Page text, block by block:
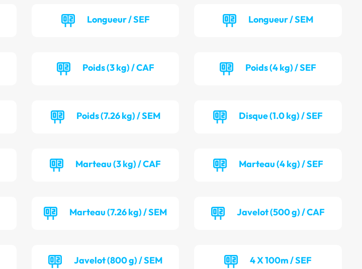
Longueur / SEF Longueur / SEM
Poids (3 kg) / CAF Poids (4 kg) / SEF
Poids (7.26 kg) / SEM Disque (1.0 kg) / SEF
Marteau (3 kg) / CAF Marteau (4 kg) / SEF
Marteau (7.26 kg) / SEM Javelot (500 g) / CAF
Javelot (800 g) / SEM 4 X 100m / SEF